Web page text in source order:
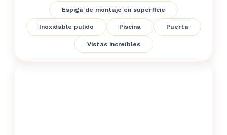
Espiga de montaje en superficie
Inoxidable pulido Piscina Puerta
Vistas increíbles